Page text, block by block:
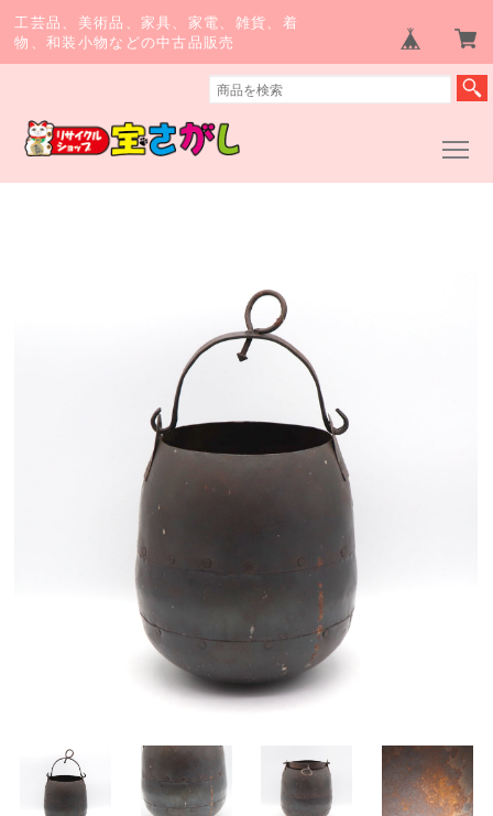
工芸品、美術品、家具、家電、雑貨、着
物、和装小物などの中古品販売